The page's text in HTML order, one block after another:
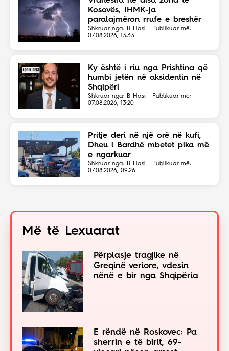
Kosovës, IHMK-ja
paralajmëron rrufe e breshër
Shkruar nga: B Hasi | Publikuar më:
07.08.2026, 13:33
Ky është i riu nga Prishtina që
humbi jetën në aksidentin në
Shqipëri
Shkruar nga: B Hasi | Publikuar më:
07.08.2026, 13:20
Pritje deri në një orë në kufi,
Dheu i Bardhë mbetet pika më
e ngarkuar
Shkruar nga: B Hasi | Publikuar më:
07.08.2026, 09:26
Më të Lexuarat
Përplasje tragjike në
Greqinë veriore, vdesin
nënë e bir nga Shqipëria
E rëndë në Roskovec: Pa
sherrin e të birit, 69-